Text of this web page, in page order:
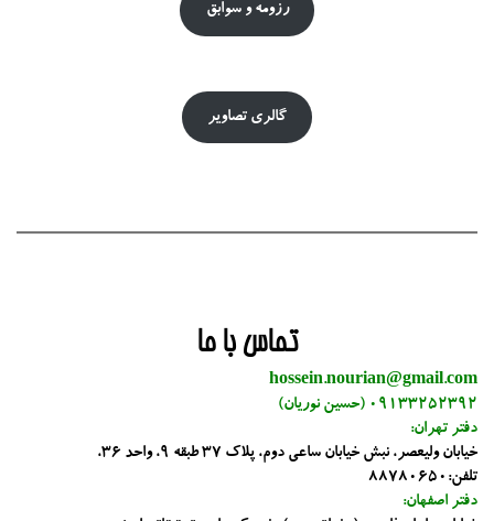
رزومه و سوابق
گالری تصاویر
تماس با ما
hossein.nourian@gmail.com
09133252392 (حسین نوریان)
دفتر تهران:
خیابان ولیعصر، نبش خیابان ساعی دوم، پلاک 37 طبقه 9، واحد 36،
تلفن:88780650
دفتر اصفهان: